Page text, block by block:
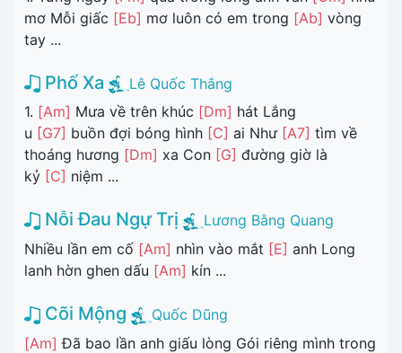
mơ Mỗi giấc [Eb] mơ luôn có em trong [Ab] vòng
tay ...
Phố Xa
Lê Quốc Thắng
1. [Am] Mưa về trên khúc [Dm] hát Lắng
u [G7] buồn đợi bóng hình [C] ai Như [A7] tìm về
thoáng hương [Dm] xa Con [G] đường giờ là
kỷ [C] niệm ...
Nỗi Đau Ngự Trị
Lương Bằng Quang
Nhiều lần em cố [Am] nhìn vào mắt [E] anh Long
lanh hờn ghen dấu [Am] kín ...
Cõi Mộng
Quốc Dũng
[Am] Đã bao lần anh giấu lòng Gói riêng mình trong